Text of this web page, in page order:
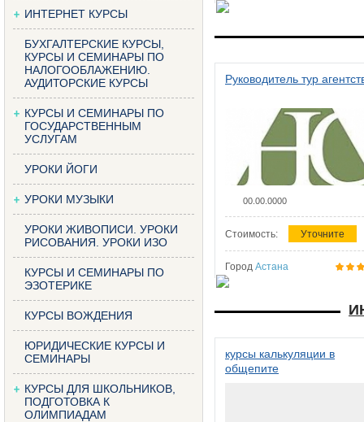
ИНТЕРНЕТ КУРСЫ
БУХГАЛТЕРСКИЕ КУРСЫ,
КУРСЫ И СЕМИНАРЫ ПО
НАЛОГООБЛАЖЕНИЮ.
АУДИТОРСКИЕ КУРСЫ
КУРСЫ И СЕМИНАРЫ ПО
ГОСУДАРСТВЕННЫМ
УСЛУГАМ
УРОКИ ЙОГИ
УРОКИ МУЗЫКИ
УРОКИ ЖИВОПИСИ. УРОКИ
РИСОВАНИЯ. УРОКИ ИЗО
КУРСЫ И СЕМИНАРЫ ПО
ЭЗОТЕРИКЕ
КУРСЫ ВОЖДЕНИЯ
ЮРИДИЧЕСКИЕ КУРСЫ И
СЕМИНАРЫ
КУРСЫ ДЛЯ ШКОЛЬНИКОВ,
ПОДГОТОВКА К
ОЛИМПИАДАМ
Руководитель тур
00.00.0000
Стоимость: Уточните
Город Астана
курсы калькуляции в
общепите